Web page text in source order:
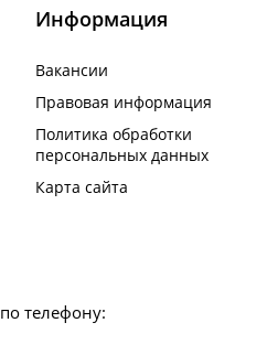
Информация
Вакансии
Правовая информация
Политика обработки
персональных данных
Карта сайта
по телефону: